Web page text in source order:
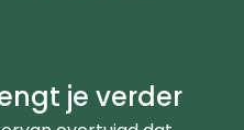
je verder